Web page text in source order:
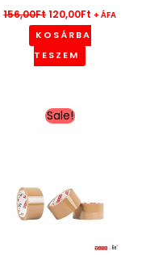
156,00Ft120,00Ft + ÁFA
KOSÁRBA
TESZEM
Sale!
Original
price